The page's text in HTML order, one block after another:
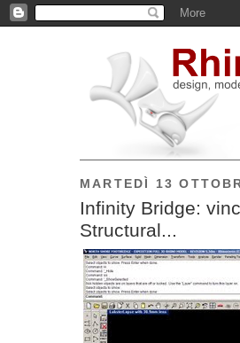
MARTEDÌ 13
Infinity Bridge:
Structural...